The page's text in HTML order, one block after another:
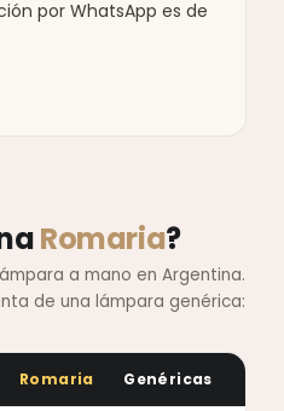
por WhatsApp es de
Romaria?
a mano en Argentina.
de una lámpara genérica:
Romaria Genéricas